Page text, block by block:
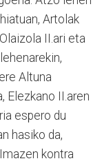
Artolak
II.ari eta
Altuna
Elezkano II.aren
espero du
hasiko da,
kontra